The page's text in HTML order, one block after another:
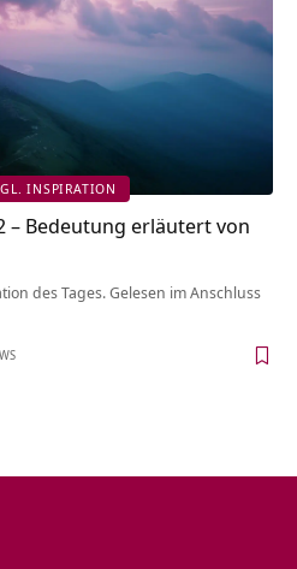
INSPIRATION
– Bedeutung erläutert von
des Tages. Gelesen im Anschluss